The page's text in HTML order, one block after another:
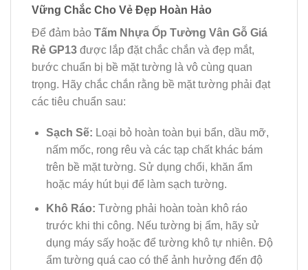
Vững Chắc Cho Vẻ Đẹp Hoàn Hảo
Để đảm bảo Tấm Nhựa Ốp Tường Vân Gỗ Giá
Rẻ GP13 được lắp đặt chắc chắn và đẹp mắt,
bước chuẩn bị bề mặt tường là vô cùng quan
trọng. Hãy chắc chắn rằng bề mặt tường phải đạt
các tiêu chuẩn sau:
Sạch Sẽ: Loại bỏ hoàn toàn bụi bẩn, dầu mỡ,
nấm mốc, rong rêu và các tạp chất khác bám
trên bề mặt tường. Sử dụng chổi, khăn ẩm
hoặc máy hút bụi để làm sạch tường.
Khô Ráo: Tường phải hoàn toàn khô ráo
trước khi thi công. Nếu tường bị ẩm, hãy sử
dụng máy sấy hoặc để tường khô tự nhiên. Độ
ẩm tường quá cao có thể ảnh hưởng đến độ